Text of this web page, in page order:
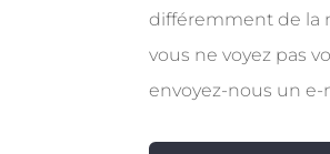
différemment de la
vous ne voyez pas
envoyez-nous un e-